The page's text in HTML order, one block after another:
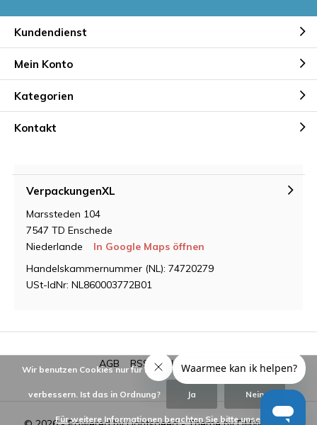
Kundendienst
Mein Konto
Kategorien
Kontakt
VerpackungenXL
Marssteden 104
7547 TD Enschede
Niederlande
In Google Maps öffnen
Handelskammernummer (NL): 74720279
USt-IdNr: NL860003772B01
AGB RSS feed Sitemap
Wir benutzen Cookies nur für interne Zwecke um den Webshop zu
verbessern. Ist das in Ordnung? Ja Nein
Für weitere Informationen beachten Sie bitte unsere